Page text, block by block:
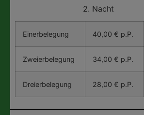
2. Nacht
Einerbelegung 40,00 € p.P.
Zweierbelegung 34,00 € p.P.
Dreierbelegung 28,00 € p.P.